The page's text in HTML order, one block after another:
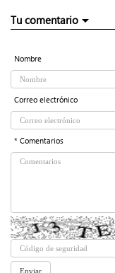
Tu comentario
Nombre
Correo electrónico
* Comentarios